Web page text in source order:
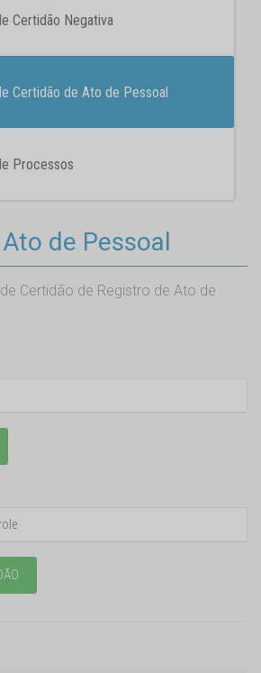
Certidão Negativa
Certidão de Ato de Pessoal
Processos
Ato de Pessoal
Certidão de Registro de Ato de